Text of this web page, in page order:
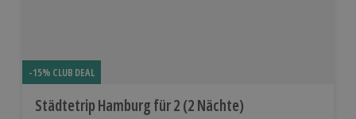
-15% CLUB DEAL
Städtetrip Hamburg für 2 (2 Nächte)